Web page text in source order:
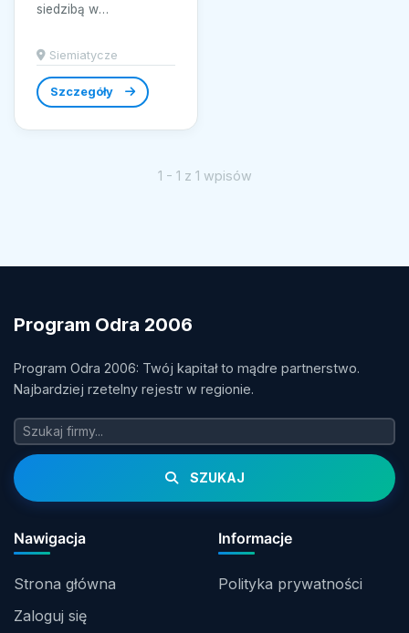
siedzibą w
Siemiatycze,
specjalizuje się w
dostarczaniu wysokiej
klasy...
Siemiatycze
Szczegóły
1 - 1 z 1 wpisów
Program Odra 2006
Program Odra 2006: Twój kapitał to mądre partnerstwo.
Najbardziej rzetelny rejestr w regionie.
SZUKAJ
Nawigacja
Strona główna
Zaloguj się
Informacje
Polityka prywatności